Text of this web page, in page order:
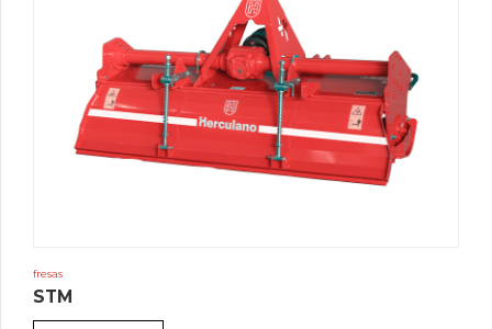
fresas
STM